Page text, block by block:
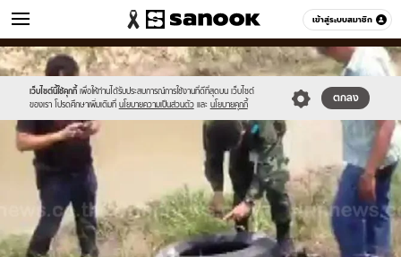
เข้าสู่ระบบสมาชิก
ข่าว หมวดอื่นๆ
เว็บไซต์นี้ใช้คุกกี้ เพื่อให้ท่านได้รับประสบการณ์การใช้งานที่ดีที่สุดบน เว็บไซต์
ของเรา โปรดศึกษาเพิ่มเติมที่ นโยบายความเป็นส่วนตัว และ นโยบายคุกกี้
ตกลง
Sanook
//s.isanook.com/sr/0/images/logo-
new-
sanook.png
600
60
//s.isanook.com/ns/0/ud/361/1808322/623284-
01.jpg